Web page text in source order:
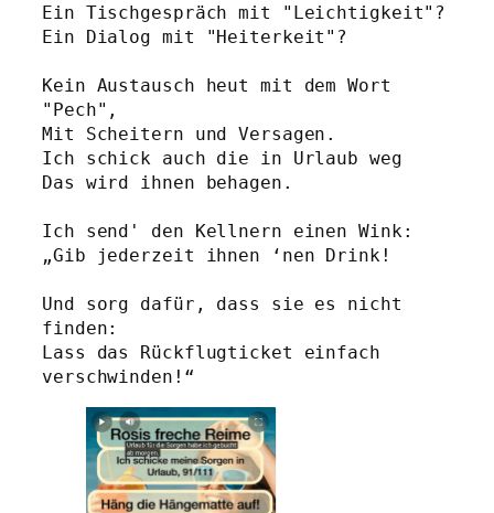
Ein Tischgespräch mit "Leichtigkeit"?
Ein Dialog mit "Heiterkeit"?
Kein Austausch heut mit dem Wort
"Pech",
Mit Scheitern und Versagen.
Ich schick auch die in Urlaub weg
Das wird ihnen behagen.
Ich send' den Kellnern einen Wink:
„Gib jederzeit ihnen ‘nen Drink!
Und sorg dafür, dass sie es nicht
finden:
Lass das Rückflugticket einfach
verschwinden!“